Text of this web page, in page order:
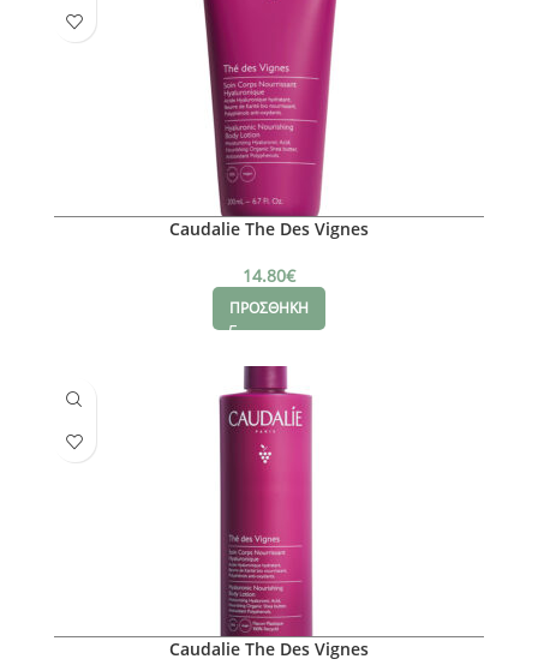
Caudalie The Des Vignes
14.80€
ΠΡΟΣΘΗΚΗ
Caudalie The Des Vignes